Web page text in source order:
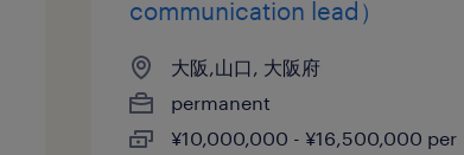
communication lead）
大阪,山口, 大阪府
permanent
¥10,000,000 - ¥16,500,000 per